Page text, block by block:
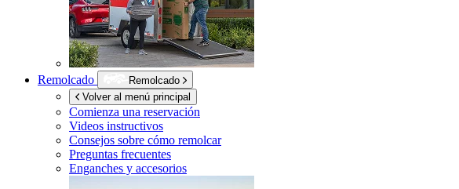
Remolcado
Remolcado
Volver al menú principal
Comienza una reservación
Videos instructivos
Consejos sobre cómo remolcar
Preguntas frecuentes
Enganches y accesorios